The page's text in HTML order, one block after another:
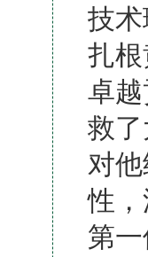
技
扎
卓
救
对
性
第